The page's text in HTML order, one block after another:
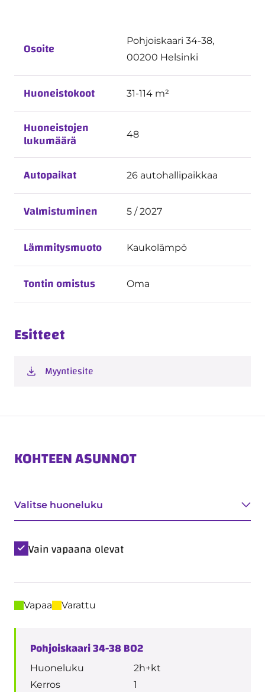
Osoite
Pohjoiskaari 34-38,
00200 Helsinki
Huoneistokoot 31-114 m²
Huoneistojen
lukumäärä 48
Autopaikat 26 autohallipaikkaa
Valmistuminen 5 / 2027
Lämmitysmuoto Kaukolämpö
Tontin omistus Oma
Esitteet
Myyntiesite
KOHTEEN ASUNNOT
Tyyppi
Valitse huoneluku
Vain vapaana olevat
Vapaa Varattu
Pohjoiskaari 34-38 B02
Huoneluku
2h+kt
Kerros
1